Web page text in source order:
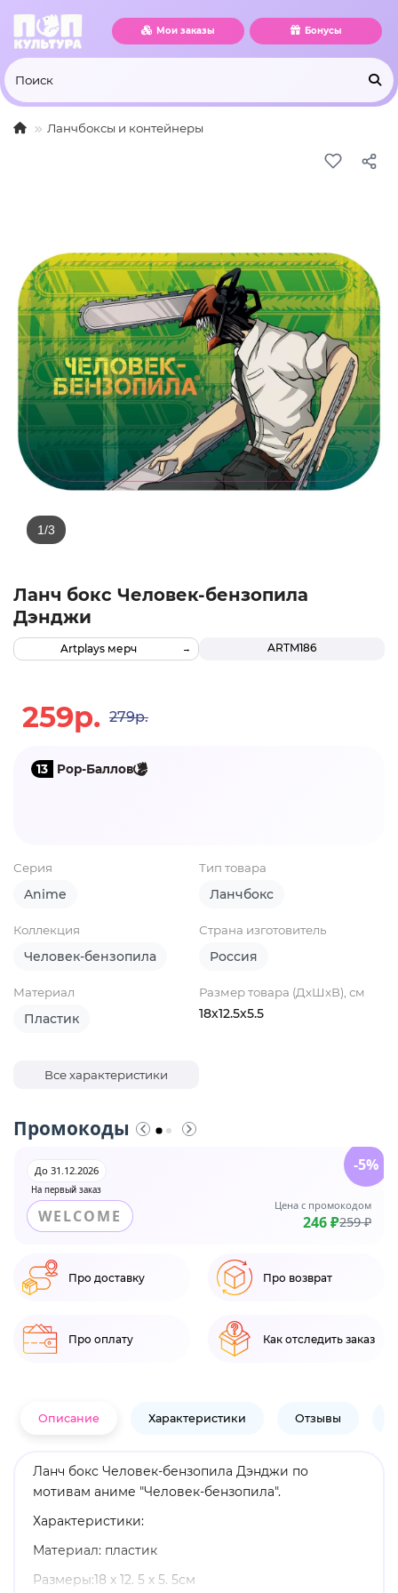
Мои заказы Бонусы
Ланчбоксы и контейнеры
Ланч бокс Человек-бензопила
Дэнджи
ARTM186
Artplays мерч
259р. 279р.
13 Pop-Баллов
Серия
Anime
Тип товара
Ланчбокс
Коллекция
Человек-бензопила
Страна изготовитель
Россия
Материал
Пластик
Размер товара (ДхШхВ), см
18х12.5х5.5
Все характеристики
Промокоды
На первый заказ
До 31.12.2026
WELCOME
Цена с промокодом
246 ₽259 ₽
-5%
Про доставку Про возврат
Про оплату Как отследить заказ
Описание Характеристики Отзывы
Ланч бокс Человек-бензопила Дэнджи по
мотивам аниме "Человек-бензопила".
Характеристики:
Материал: пластик
Размеры:18 х 12. 5 х 5. 5см